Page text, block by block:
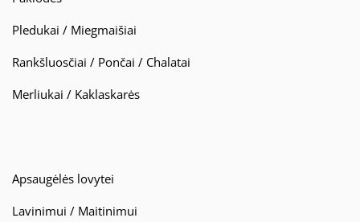
Pledukai / Miegmaišiai
Rankšluosčiai / Pončai / Chalatai
Merliukai / Kaklaskarės
Apsaugėlės lovytei
Lavinimui / Maitinimui